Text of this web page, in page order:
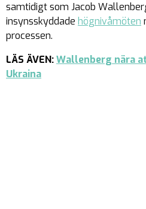
samtidigt som Jacob
insynsskyddade högnivåmöten
processen.
LÄS ÄVEN:Wallenberg nära
Ukraina